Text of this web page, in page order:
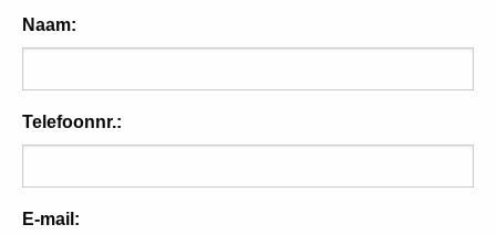
Naam:
Telefoonnr.:
E-mail: